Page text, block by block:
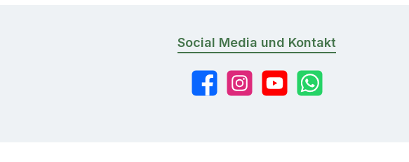
Social Media und Kontakt
FacebookInstagramYouTubeWhatsApp